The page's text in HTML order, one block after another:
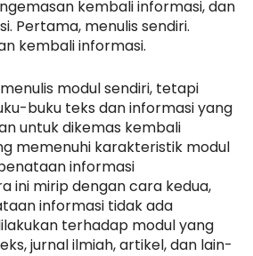
kembali informasi, dan
Pertama, menulis sendiri.
kembali informasi.
modul sendiri, tetapi
buku teks dan informasi yang
untuk dikemas kembali
memenuhi karakteristik modul
informasi
ini mirip dengan cara kedua,
informasi tidak ada
terhadap modul yang
jurnal ilmiah, artikel, dan lain-